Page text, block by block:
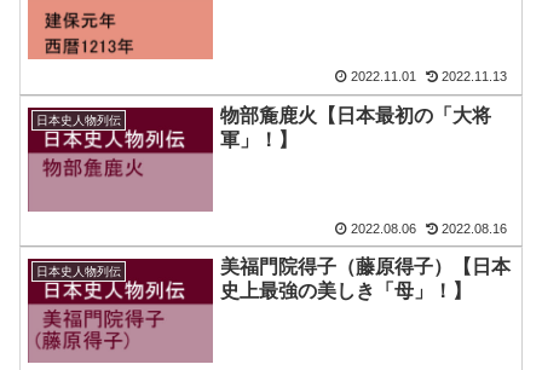
2022.11.01 2022.11.13
日本史人物列伝
物部麁鹿火【日本最初の「大将
軍」！】
2022.08.06 2022.08.16
日本史人物列伝
美福門院得子（藤原得子）【日本
史上最強の美しき「母」！】